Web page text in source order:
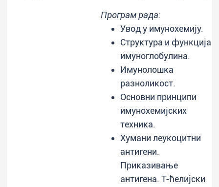
Програм рада:
Увод у имунохемију.
Структура и функција
имуноглобулина.
Имунолошка
разноликост.
Основни принципи
имунохемијских
техника.
Хумани леукоцитни
антигени.
Приказивање
антигена. Т-ћелијски